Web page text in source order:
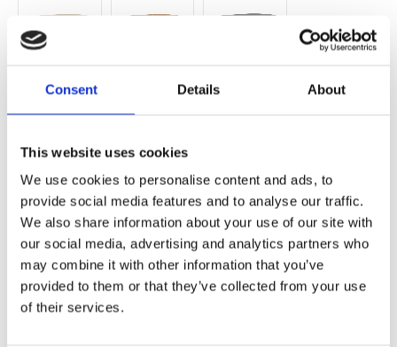
Consent Details About
This website uses cookies
We use cookies to personalise content and ads, to
provide social media features and to analyse our traffic.
We also share information about your use of our site with
our social media, advertising and analytics partners who
may combine it with other information that you’ve
provided to them or that they’ve collected from your use
of their services.
st
Lagerstatus I lager 2-10 dagars leveranstid
Artikelnr
117625 Tillverkare Rowico Home
Fri hemleverans över 995kr
Snabba leveranser
Enkel betalning med Klarna